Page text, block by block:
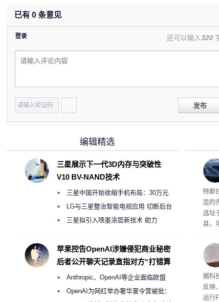
已有 0 条意见
登录 还可以输入320
发布
特斯
造的
选址
县，
在
疑
建
超 1
患
据科
反映
运行
编辑精选
三星展示下一代3D内存与突破性
V10 BV-NAND技术
三星中国开始收缩手机布局：30万元
月销售额不达标门店 将被逐步清退
LG与三星整治智能电视应用 切断后台
偷偷共享带宽的违规行为
三星拟引入喷墨涂层新技术 助力
度
苹果控告OpenAI涉嫌侵犯商业秘密
后者公开聊天记录直指对方“打错算
Anthropic、OpenAI等企业面临欧盟
《人工智能法案》全新执法权限审查
OpenAI为网红举办奢华夏令营被批：